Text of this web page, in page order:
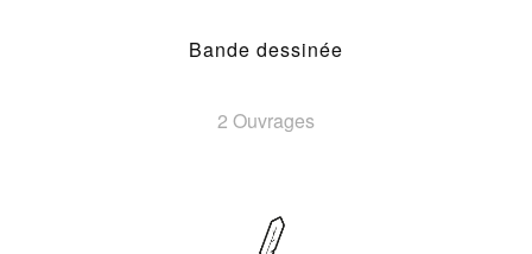
Bande dessinée
2 Ouvrages